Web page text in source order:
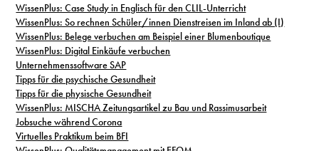
WissenPlus: Case Study in Englisch für den CLIL-Unterricht
WissenPlus: So rechnen Schüler/innen Dienstreisen im Inland ab (I)
WissenPlus: Belege verbuchen am Beispiel einer Blumenboutique
WissenPlus: Digital Einkäufe verbuchen
Unternehmenssoftware SAP
Tipps für die psychische Gesundheit
Tipps für die physische Gesundheit
WissenPlus: MISCHA Zeitungsartikel zu Bau und Rassimusarbeit
Jobsuche während Corona
Virtuelles Praktikum beim BFI